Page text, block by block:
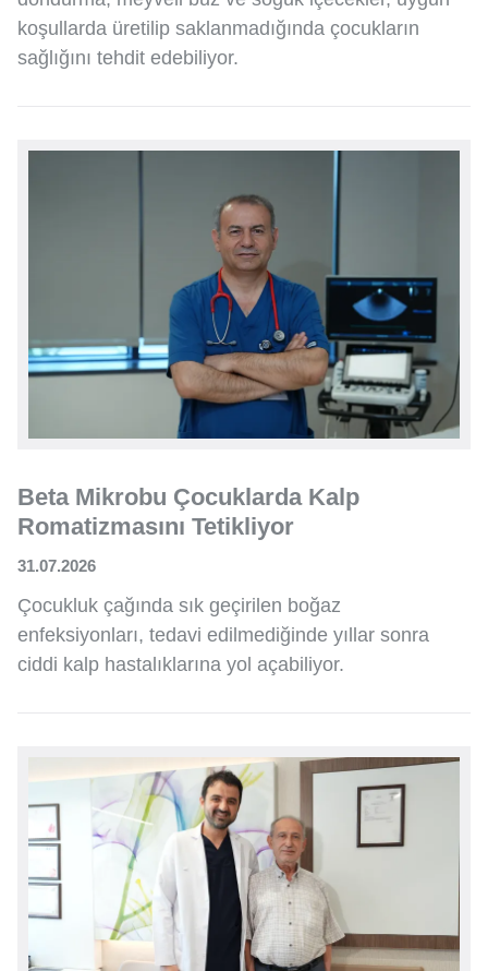
koşullarda üretilip saklanmadığında çocukların
sağlığını tehdit edebiliyor.
Beta Mikrobu Çocuklarda Kalp
Romatizmasını Tetikliyor
31.07.2026
Çocukluk çağında sık geçirilen boğaz
enfeksiyonları, tedavi edilmediğinde yıllar sonra
ciddi kalp hastalıklarına yol açabiliyor.